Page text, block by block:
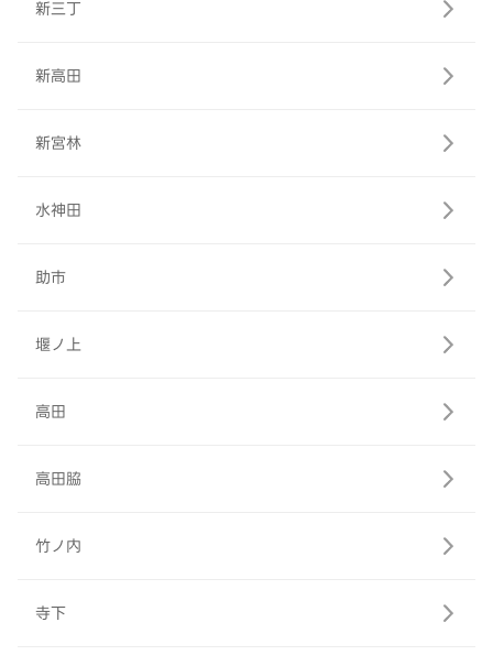
新三丁
新高田
新宮林
水神田
助市
堰ノ上
高田
高田脇
竹ノ内
寺下